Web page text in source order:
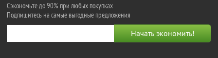
Сэкономьте до 90% при любых покупках
Подпишитесь на самые выгодные предложения